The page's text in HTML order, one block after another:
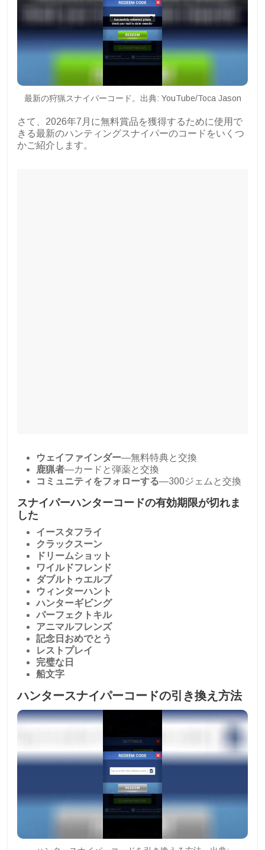
最新の狩猟スナイパーコード。出典: YouTube/Toca Jason
さて、2026年7月に無料賞品を獲得するために使用で
きる最新のハンティングスナイパーのコードをいくつ
かご紹介します。
ウェイファインダー—無料特典と交換
鹿猟者—カードと弾薬と交換
コミュニティをフォローする—300ジェムと交換
スナイパーハンターコードの有効期限が切れま
した
イースタフライ
クラックスーン
ドリームショット
ワイルドフレンド
ダブルトゥエルブ
ウィンターハント
ハンターギビング
パーフェクトキル
アニマルフレンズ
記念日おめでとう
レストプレイ
完璧な日
船文字
ハンタースナイパーコードの引き換え方法